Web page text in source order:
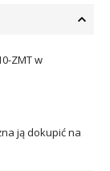
ZMT w
ją dokupić na